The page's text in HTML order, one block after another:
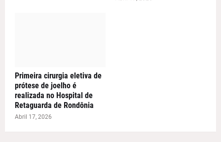
Primeira cirurgia eletiva de
prótese de joelho é
realizada no Hospital de
Retaguarda de Rondônia
Abril 17, 2026